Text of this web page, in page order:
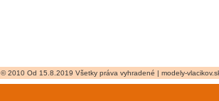
© 2010 Od 15.8.2019 Všetky práva vyhradené | modely-